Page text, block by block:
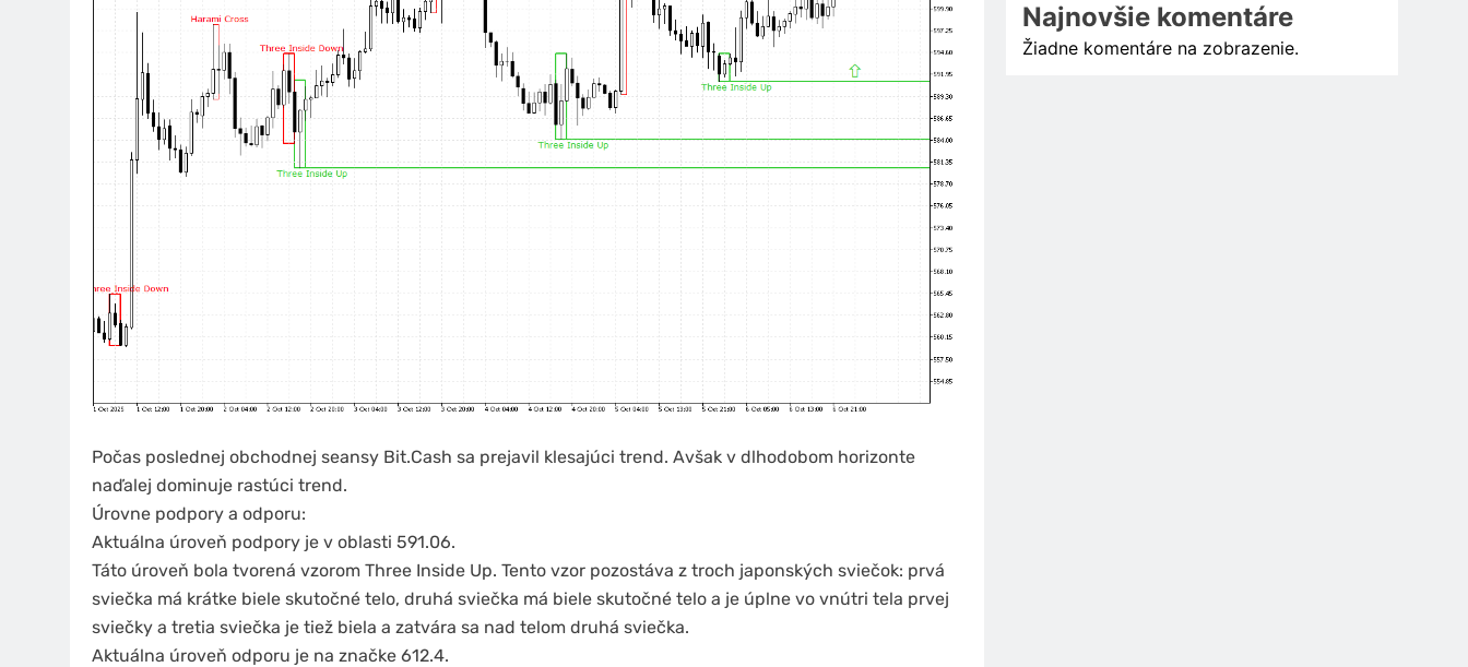
Počas poslednej obchodnej seansy Bit.Cash sa prejavil klesajúci trend. Avšak v dlhodobom horizonte
naďalej dominuje rastúci trend.
Úrovne podpory a odporu:
Aktuálna úroveň podpory je v oblasti 591.06.
Táto úroveň bola tvorená vzorom Three Inside Up. Tento vzor pozostáva z troch japonských sviečok: prvá
sviečka má krátke biele skutočné telo, druhá sviečka má biele skutočné telo a je úplne vo vnútri tela prvej
sviečky a tretia sviečka je tiež biela a zatvára sa nad telom druhá sviečka.
Aktuálna úroveň odporu je na značke 612.4.
Najnovšie komentáre
Žiadne komentáre na zobrazenie.